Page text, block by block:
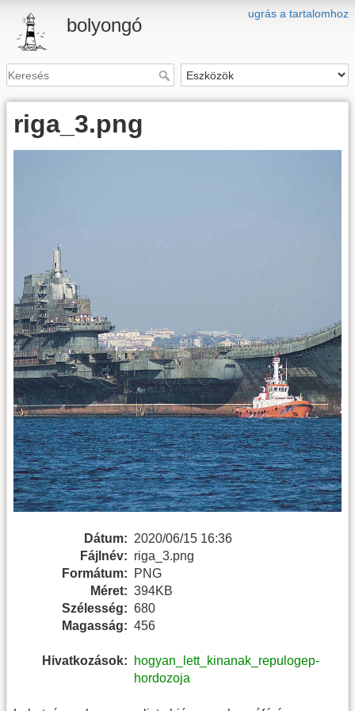
ugrás a tartalomhoz
bolyongó
riga_3.png
Dátum: 2020/06/15 16:36
Fájlnév: riga_3.png
Formátum:
PNG
Méret: 394KB
Szélesség: 680
Magasság: 456
Hivatkozások:
hogyan_lett_kinanak_repulogep-
hordozoja